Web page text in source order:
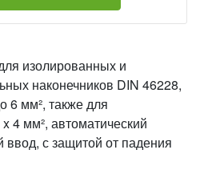
изолированных и
наконечников DIN 46228,
6 мм², также для
4 мм², автоматический
ввод, с защитой от падения